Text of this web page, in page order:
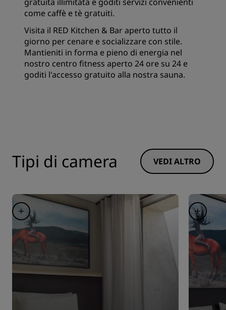
come caffè e tè gratuiti.
Visita il RED Kitchen & Bar aperto tutto il
giorno per cenare e socializzare con stile.
Mantieniti in forma e pieno di energia nel
nostro centro fitness aperto 24 ore su 24 e
goditi l'accesso gratuito alla nostra sauna.
Tipi di camera VEDI ALTRO